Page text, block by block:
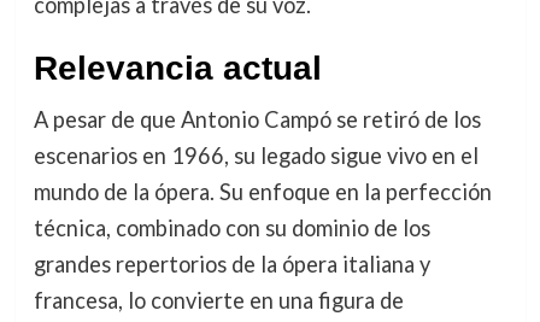
Relevancia actual
A pesar de que Antonio Campó se retiró de los
escenarios en 1966, su legado sigue vivo en el
mundo de la ópera. Su enfoque en la perfección
técnica, combinado con su dominio de los
grandes repertorios de la ópera italiana y
francesa, lo convierte en una figura de